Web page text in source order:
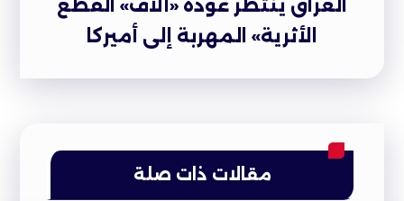
العراق ينتظر عودة «آلاف» القطع
الأثرية» المهربة إلى أميركا
مقالات ذات صلة